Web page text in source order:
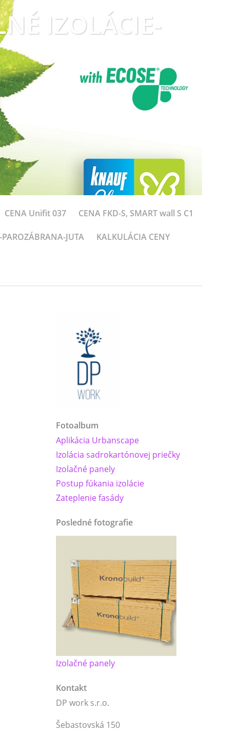
IZOLÁCIE-
CENA Unifit 037 CENA FKD-S, SMART wall S C1
JUTA KALKULÁCIA CENY
Fotoalbum
Aplikácia Urbanscape
Izolácia sadrokartónovej priečky
Izolačné panely
Postup fúkania izolácie
Zateplenie fasády
Posledné fotografie
Izolačné panely
Kontakt
DP work s.r.o.
Šebastovská 150